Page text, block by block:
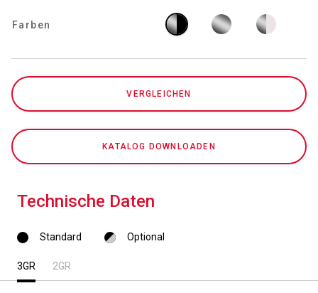
Farben
VERGLEICHEN
KATALOG DOWNLOADEN
Technische Daten
Standard Optional
3GR 2GR
Datenschutzerklärung